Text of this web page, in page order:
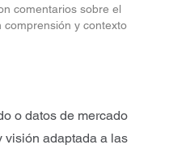
comentarios sobre el
y contexto
o datos de mercado
visión adaptada a las